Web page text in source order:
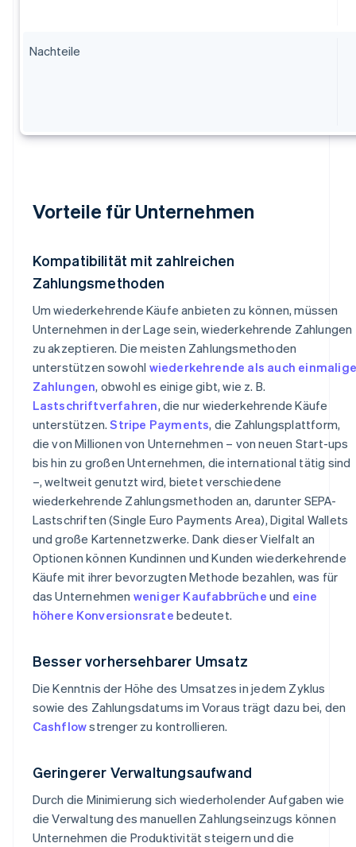
Nachteile
Vorteile für Unternehmen
Kompatibilität mit zahlreichen
Zahlungsmethoden
Um wiederkehrende Käufe anbieten zu können, müssen
Unternehmen in der Lage sein, wiederkehrende Zahlungen
zu akzeptieren. Die meisten Zahlungsmethoden
unterstützen sowohl wiederkehrende als auch
Zahlungen, obwohl es einige gibt, wie z. B.
Lastschriftverfahren, die nur wiederkehrende Käufe
unterstützen.Stripe Payments, die Zahlungsplattform,
die von Millionen von Unternehmen – von neuen Start-ups
bis hin zu großen Unternehmen, die international tätig sind
–, weltweit genutzt wird, bietet verschiedene
wiederkehrende Zahlungsmethoden an, darunter SEPA-
Lastschriften (Single Euro Payments Area), Digital Wallets
und große Kartennetzwerke. Dank dieser Vielfalt an
Optionen können Kundinnen und Kunden wiederkehrende
Käufe mit ihrer bevorzugten Methode bezahlen, was für
das Unternehmen weniger Kaufabbrüche und eine
höhere Konversionsrate bedeutet.
Besser vorhersehbarer Umsatz
Die Kenntnis der Höhe des Umsatzes in jedem Zyklus
sowie des Zahlungsdatums im Voraus trägt dazu bei, den
Cashflowstrenger zu kontrollieren.
Geringerer Verwaltungsaufwand
Durch die Minimierung sich wiederholender Aufgaben wie
die Verwaltung des manuellen Zahlungseinzugs können
Unternehmen die Produktivität steigern und die